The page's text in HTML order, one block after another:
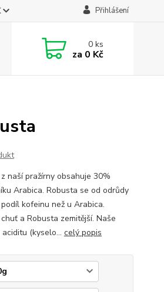
Přihlášení
0ks
za 0 Kč
naší pražírny obsahuje 30%
Arabica. Robusta se od odrůdy
kofeinu než u Arabica.
a Robusta zemitější. Naše
(kyselo... celý popis